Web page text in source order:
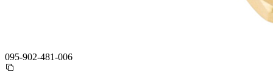
095-902-481-006